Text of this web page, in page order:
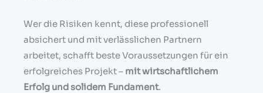
Wer die Risiken kennt, diese professionell
absichert und mit verlässlichen Partnern
arbeitet, schafft beste Voraussetzungen für ein
erfolgreiches Projekt – mit wirtschaftlichem
Erfolg und solidem Fundament.